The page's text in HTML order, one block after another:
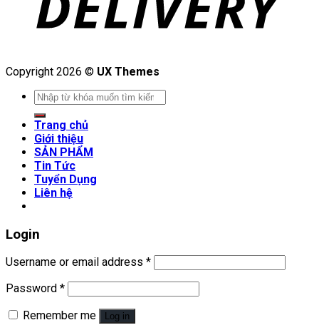
Copyright 2026 © UX Themes
Search
for:
Trang chủ
Giới thiệu
SẢN PHẨM
Tin Tức
Tuyển Dụng
Liên hệ
Login
Username or email address *
Password *
Remember me
Log in